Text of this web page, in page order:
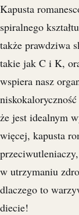
Kapusta
spiralnego
także prawdziwa
takie jak C i K,
wspiera nasz
że jest idealnym
więcej, kapusta
w utrzymaniu
dlaczego to
diecie!